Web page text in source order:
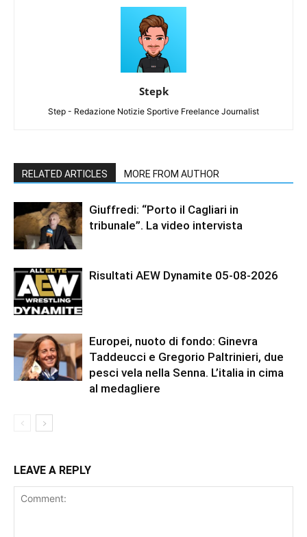
Stepk
Step - Redazione Notizie Sportive Freelance Journalist
RELATED ARTICLES MORE FROM AUTHOR
Giuffredi: “Porto il Cagliari in
tribunale”. La video intervista
Risultati AEW Dynamite 05-08-2026
Europei, nuoto di fondo: Ginevra
Taddeucci e Gregorio Paltrinieri, due
pesci vela nella Senna. L’italia in cima
al medagliere
LEAVE A REPLY